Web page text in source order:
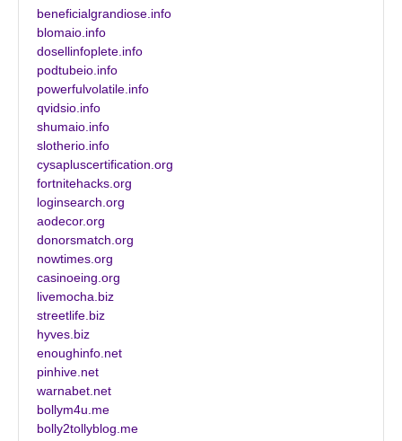
beneficialgrandiose.info
blomaio.info
dosellinfoplete.info
podtubeio.info
powerfulvolatile.info
qvidsio.info
shumaio.info
slotherio.info
cysapluscertification.org
fortnitehacks.org
loginsearch.org
aodecor.org
donorsmatch.org
nowtimes.org
casinoeing.org
livemocha.biz
streetlife.biz
hyves.biz
enoughinfo.net
pinhive.net
warnabet.net
bollym4u.me
bolly2tollyblog.me